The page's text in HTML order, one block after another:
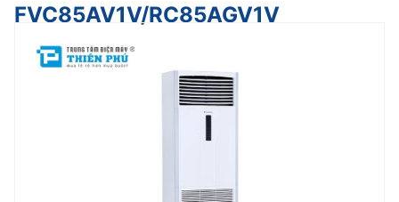
FVC85AV1V/RC85AGV1V